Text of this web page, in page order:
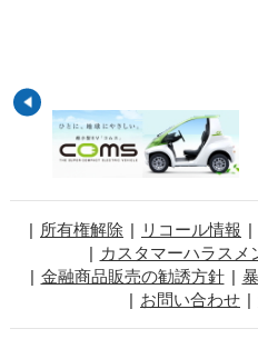
所有権解除 リコール情報
カスタマーハラスメ
金融商品販売の勧誘方針
お問い合わせ